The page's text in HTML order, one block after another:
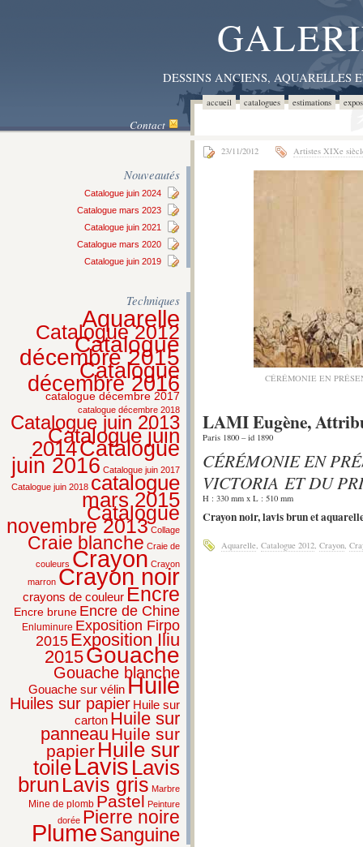
DESSINS ANCIENS,
accueil catalogues estimations
Contact
Nouveautés
Catalogue juin 2024
Catalogue mars 2023
Catalogue juin 2021
Catalogue mars 2020
Catalogue juin 2019
Techniques
Aquarelle
Catalogue 2012
Catalogue
décembre 2015
Catalogue
décembre 2016
catalogue décembre 2017
catalogue décembre 2018
Catalogue juin 2013
Catalogue juin
2014Catalogue
juin 2016 Catalogue juin 2017
Catalogue juin 2018 catalogue
mars 2015
Catalogue
novembre 2013 Collage
Craie blanche Craie de
couleurs Crayon Crayon
marron Crayon noir
crayons de couleur Encre
Encre brune Encre de Chine
Enluminure Exposition Firpo
2015 Exposition Iliu
2015Gouache
Gouache blanche
Gouache sur vélinHuile
Huiles sur papier Huile sur
carton Huile sur
panneau Huile sur
papier Huile sur
toileLavis Lavis
brun Lavis gris Marbre
Mine de plomb Pastel Peinture
dorée Pierre noire
PlumeSanguine
23/11/2012 Artistes XIXe
CÉRÉMONIE EN
LAMI Eugène,
Paris 1800 – id 1890
CÉRÉMONIE EN
VICTORIA ET DU
H : 330 mm x L : 510 mm
Crayon noir, lavis brun et
Aquarelle Catalogue 2012 Crayon